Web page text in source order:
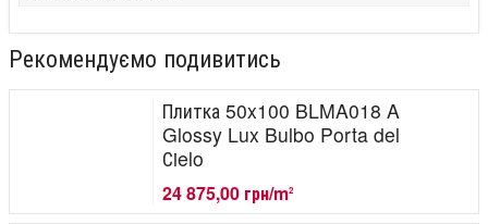
Рекомендуємо подивитись
Плитка 50x100 BLMA018 A
Glossy Lux Bulbo Porta del
Сielo
24 875,00 грн/m2